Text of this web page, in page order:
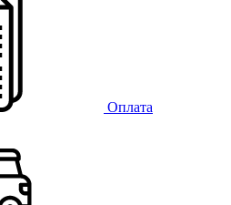
Оплата